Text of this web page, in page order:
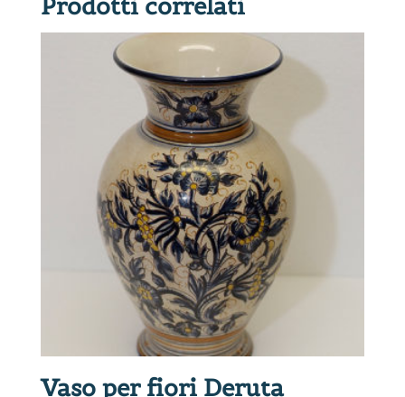
Prodotti correlati
Vaso per fiori Deruta